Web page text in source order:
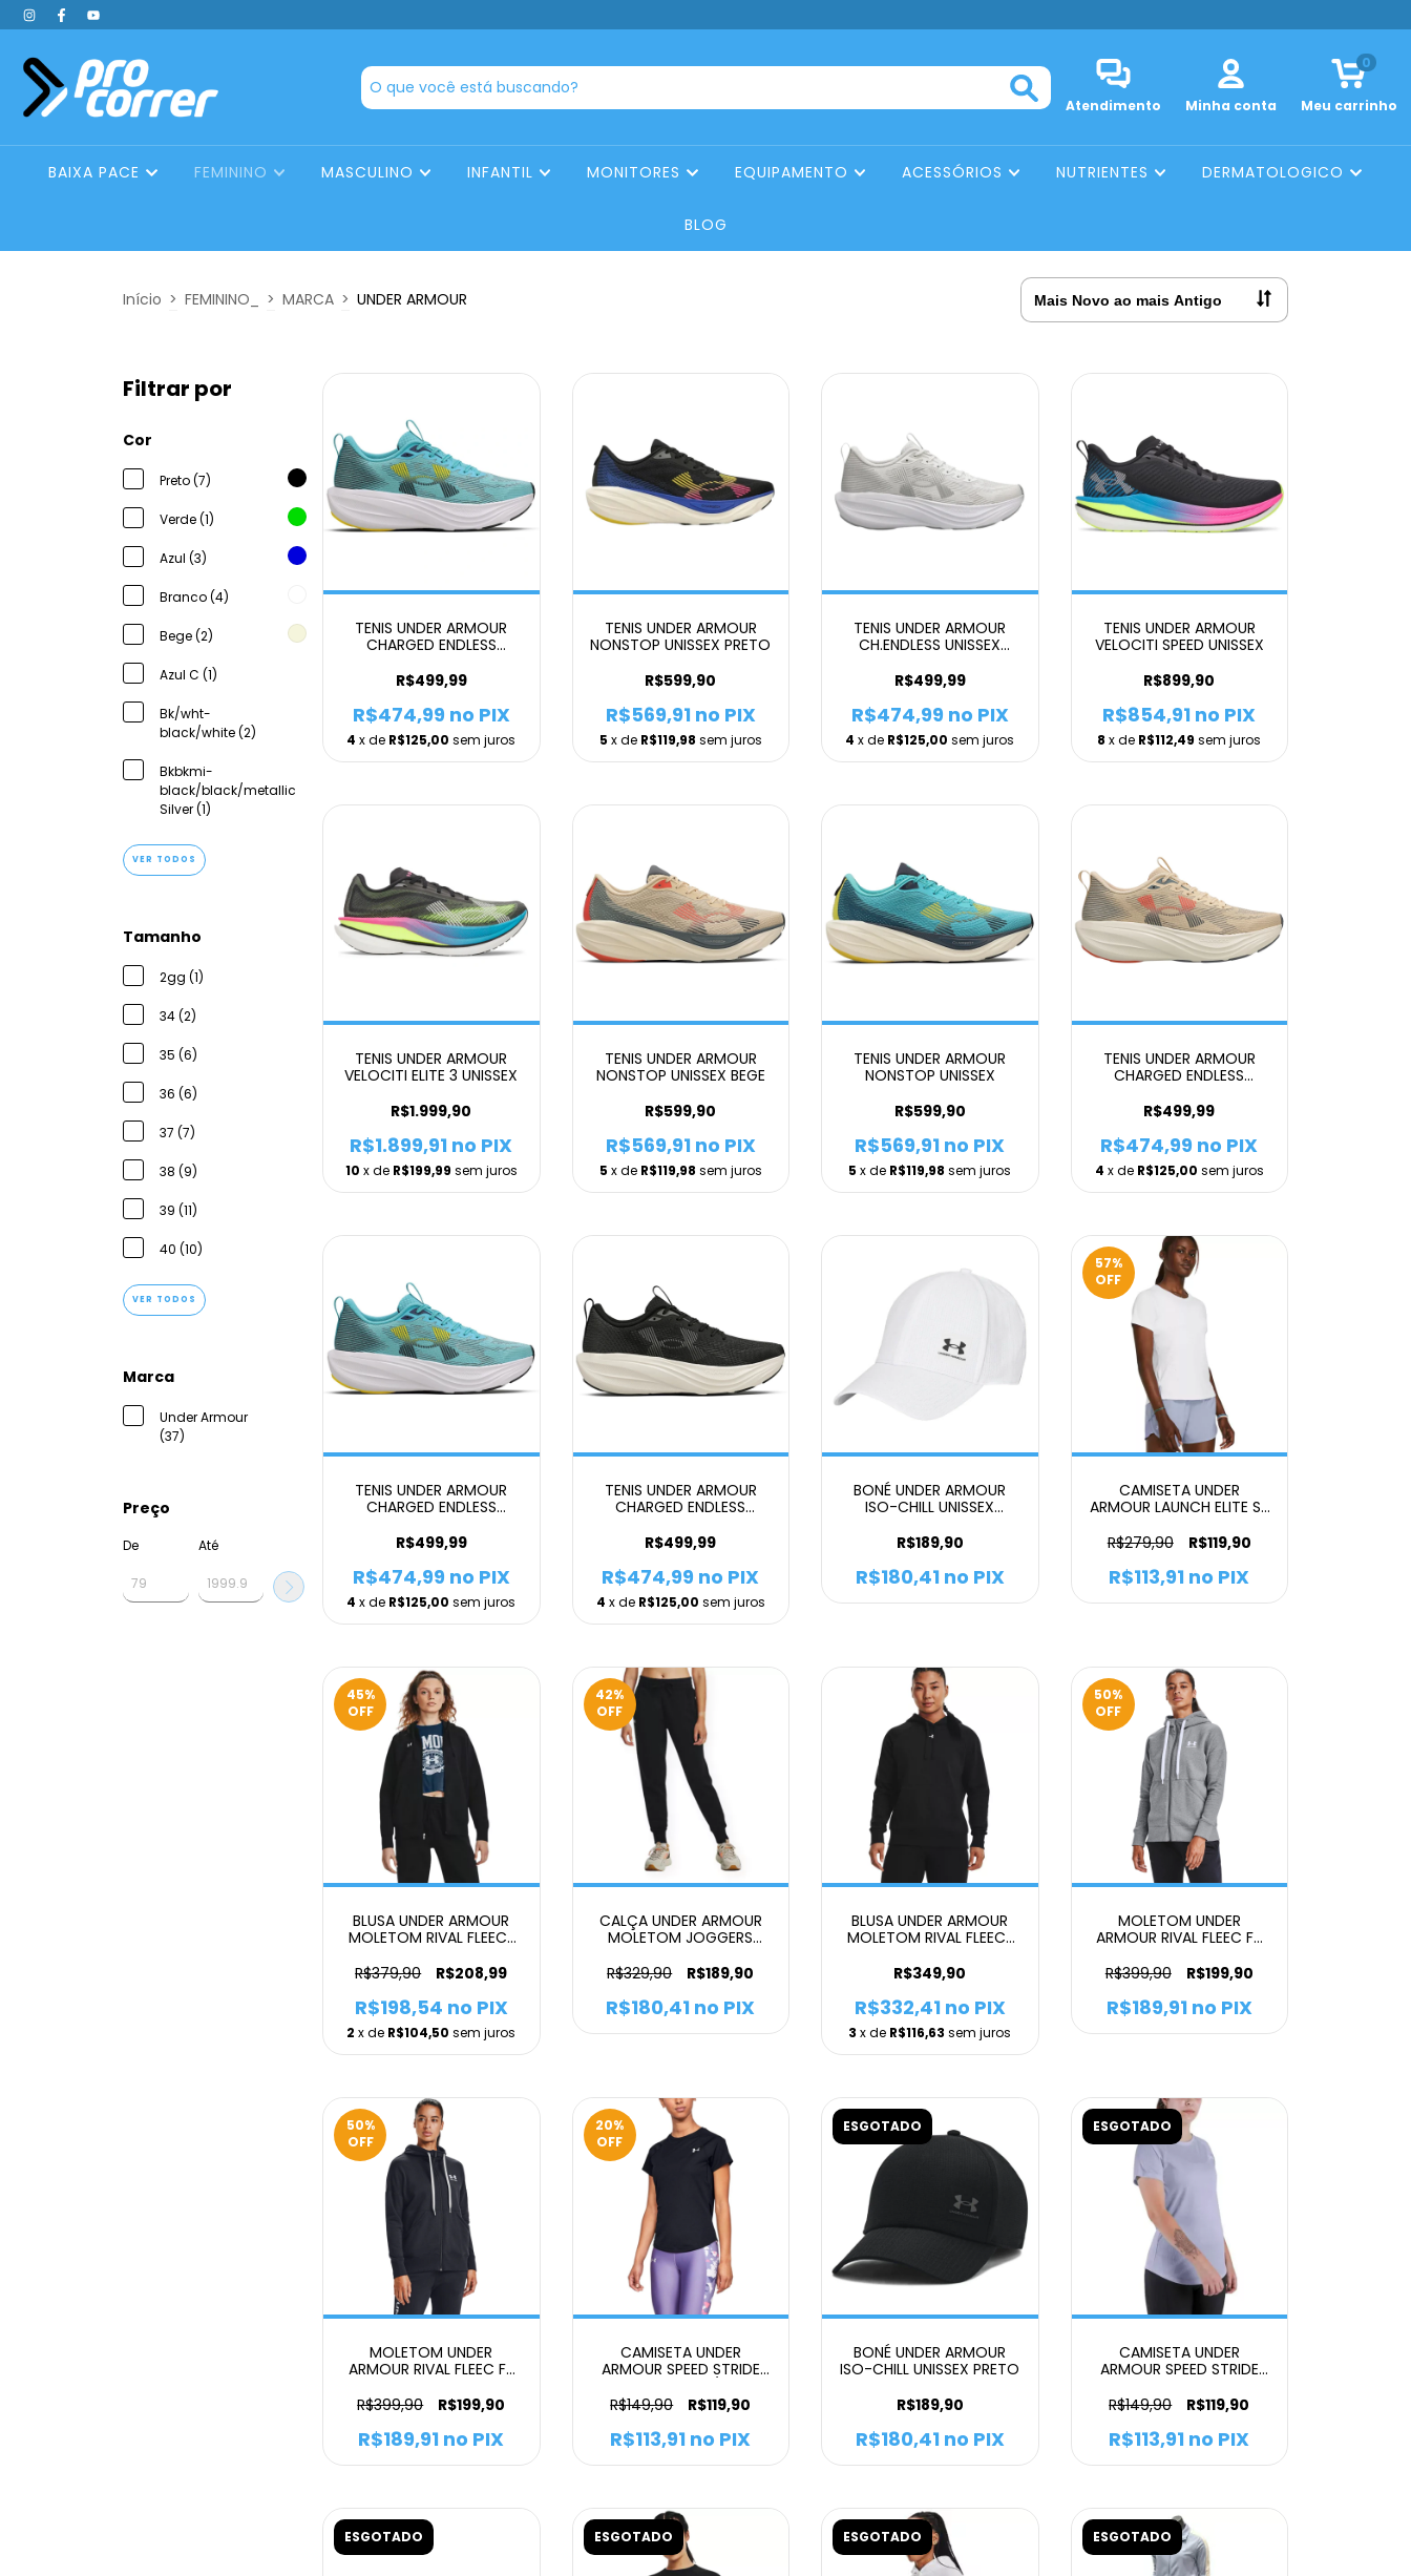
Atendimento Minha conta Meu carrinho
0
BAIXA PACE FEMININO MASCULINO INFANTIL MONITORES EQUIPAMENTO ACESSÓRIOS NUTRIENTES DERMATOLOGICO
BLOG
Início > FEMININO_ > MARCA > UNDER ARMOUR
Filtrar por
Cor
Preto (7)
Verde (1)
Azul (3)
Branco (4)
Bege (2)
Azul C (1)
Bk/wht-
black/white (2)
Bkbkmi-
black/black/metallic
Silver (1)
VER TODOS
Tamanho
2gg (1)
34 (2)
35 (6)
36 (6)
37 (7)
38 (9)
39 (11)
40 (10)
VER TODOS
Marca
Under Armour
(37)
Preço
De Até
TENIS UNDER ARMOUR
CHARGED ENDLESS
R$499,99
4 x de R$125,00 sem juros
R$474,99 no PIX
TENIS UNDER ARMOUR
NONSTOP UNISSEX PRETO
R$599,90
5 x de R$119,98 sem juros
R$569,91no PIX
TENIS UNDER ARMOUR
CH.ENDLESS UNISSEX
R$499,99
4 x de R$125,00 sem juros
R$474,99 no PIX
TENIS UNDER ARMOUR
VELOCITI SPEED UNISSEX
R$899,90
8 x de R$112,49 sem juros
R$854,91 no PIX
TENIS UNDER ARMOUR
VELOCITI ELITE 3 UNISSEX
R$1.999,90
10 x de R$199,99 sem juros
R$1.899,91 no PIX
TENIS UNDER ARMOUR
NONSTOP UNISSEX BEGE
R$599,90
5 x de R$119,98 sem juros
R$569,91no PIX
TENIS UNDER ARMOUR
NONSTOP UNISSEX
R$599,90
5 x de R$119,98 sem juros
R$569,91 no PIX
TENIS UNDER ARMOUR
CHARGED ENDLESS
R$499,99
4 x de R$125,00 sem juros
R$474,99 no PIX
TENIS UNDER ARMOUR
CHARGED ENDLESS
R$499,99
4 x de R$125,00 sem juros
R$474,99 no PIX
TENIS UNDER ARMOUR
CHARGED ENDLESS
R$499,99
4 x de R$125,00 sem juros
R$474,99 no PIX
BONÉ UNDER ARMOUR
ISO-CHILL UNISSEX
R$189,90
R$180,41no PIX
57%
OFF
CAMISETA UNDER
ARMOUR LAUNCH ELITE SS
R$279,90
R$119,90
R$113,91 no PIX
45%
OFF
BLUSA UNDER ARMOUR
MOLETOM RIVAL FLEECE
R$379,90
R$208,99
2 x de R$104,50 sem juros
R$198,54 no PIX
42%
OFF
CALÇA UNDER ARMOUR
MOLETOM JOGGERS
R$329,90
R$189,90
R$180,41 no PIX
BLUSA UNDER ARMOUR
MOLETOM RIVAL FLEECE
R$349,90
3 x de R$116,63 sem juros
R$332,41no PIX
50%
OFF
MOLETOM UNDER
ARMOUR RIVAL FLEEC FZ
HEATHER/WHITE
R$399,90 R$199,90
R$189,91no PIX
50%
OFF
MOLETOM UNDER
ARMOUR RIVAL FLEEC FZ
BLACK/WHITE/WHITE
R$399,90 R$199,90
R$189,91 no PIX
20%
OFF
CAMISETA UNDER
ARMOUR SPEED STRIDE
/ REFLECTIVE
R$149,90 R$119,90
R$113,91 no PIX
ESGOTADO
BONÉ UNDER ARMOUR
ISO-CHILL UNISSEX PRETO
R$189,90
R$180,41no PIX
ESGOTADO
CAMISETA UNDER
ARMOUR SPEED STRIDE
R$149,90
R$119,90
R$113,91 no PIX
ESGOTADO ESGOTADO ESGOTADO ESGOTADO